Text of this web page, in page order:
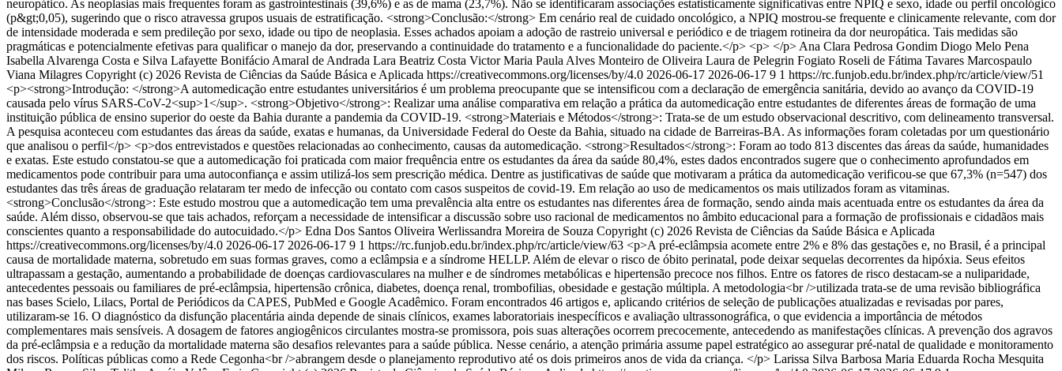
neuropático. As neoplasias mais frequentes foram as gastrointestinais (39,6%) e as de mama (23,7%). Não se identificaram associações estatisticamente significativas entre NPIQ e sexo, idade ou perfil oncológico
(p&gt;0,05), sugerindo que o risco atravessa grupos usuais de estratificação. <strong>Conclusão:</strong> Em cenário real de cuidado oncológico, a NPIQ mostrou-se frequente e clinicamente relevante, com dor
de intensidade moderada e sem predileção por sexo, idade ou tipo de neoplasia. Esses achados apoiam a adoção de rastreio universal e periódico e de triagem rotineira da dor neuropática. Tais medidas são
pragmáticas e potencialmente efetivas para qualificar o manejo da dor, preservando a continuidade do tratamento e a funcionalidade do paciente.</p> <p> </p> Ana Clara Pedrosa Gondim Diogo Melo Pena
Isabella Alvarenga Costa e Silva Lafayette Bonifácio Amaral de Andrada Lara Beatriz Costa VictorMaria Paula Alves Monteiro de Oliveira Laura de Pelegrin Fogiato Roseli de Fátima Tavares Marcospaulo
Viana Milagres Copyright (c) 2026 Revista de Ciências da Saúde Básica e Aplicada https://creativecommons.org/licenses/by/4.0 2026-06-17 2026-06-17 9 1 https://rc.funjob.edu.br/index.php/rc/article/view/51
<p><strong>Introdução: </strong>A automedicação entre estudantes universitários é um problema preocupante que se intensificou com a declaração de emergência sanitária, devido ao avanço da COVID-19
causada pelo vírus SARS-CoV-2<sup>1</sup>. <strong>Objetivo</strong>: Realizar uma análise comparativa em relação a prática da automedicação entre estudantes de diferentes áreas de formação de uma
instituição pública de ensino superior do oeste da Bahia durante a pandemia da COVID-19. <strong>Materiais e Métodos</strong>: Trata-se de um estudo observacional descritivo, com delineamento transversal.
A pesquisa aconteceu com estudantes das áreas da saúde, exatas e humanas, da Universidade Federal do Oeste da Bahia, situado na cidade de Barreiras-BA. As informações foram coletadas por um questionário
que analisou o perfil</p> <p>dos entrevistados e questões relacionadas ao conhecimento, causas da automedicação. <strong>Resultados</strong>: Foram ao todo 813 discentes das áreas da saúde, humanidades
e exatas. Este estudo constatou-se que a automedicação foi praticada com maior frequência entre os estudantes da área da saúde 80,4%, estes dados encontrados sugere que o conhecimento aprofundados em
medicamentos pode contribuir para uma autoconfiança e assim utilizá-los sem prescrição médica. Dentre as justificativas de saúde que motivaram a prática da automedicação verificou-se que 67,3% (n=547) dos
estudantes das três áreas de graduação relataram ter medo de infecção ou contato com casos suspeitos de covid-19. Em relação ao uso de medicamentos os mais utilizados foram as vitaminas.
<strong>Conclusão</strong>: Este estudo mostrou que a automedicação tem uma prevalência alta entre os estudantes nas diferentes área de formação, sendo ainda mais acentuada entre os estudantes da área da
saúde. Além disso, observou-se que tais achados, reforçam a necessidade de intensificar a discussão sobre uso racional de medicamentos no âmbito educacional para a formação de profissionais e cidadãos mais
conscientes quanto a responsabilidade do autocuidado.</p> Edna Dos Santos Oliveira Werlissandra Moreira de Souza Copyright (c) 2026 Revista de Ciências da Saúde Básica e Aplicada
https://creativecommons.org/licenses/by/4.0 2026-06-17 2026-06-17 9 1 https://rc.funjob.edu.br/index.php/rc/article/view/63 <p>A pré-eclâmpsia acomete entre 2% e 8% das gestações e, no Brasil, é a principal
causa de mortalidade materna, sobretudo em suas formas graves, como a eclâmpsia e a síndrome HELLP. Além de elevar o risco de óbito perinatal, pode deixar sequelas decorrentes da hipóxia. Seus efeitos
ultrapassam a gestação, aumentando a probabilidade de doenças cardiovasculares na mulher e de síndromes metabólicas e hipertensão precoce nos filhos. Entre os fatores de risco destacam-se a nuliparidade,
antecedentes pessoais ou familiares de pré-eclâmpsia, hipertensão crônica, diabetes, doença renal, trombofilias, obesidade e gestação múltipla. A metodologia<br />utilizada trata-se de uma revisão bibliográfica
nas bases Scielo, Lilacs, Portal de Periódicos da CAPES, PubMed e Google Acadêmico. Foram encontrados 46 artigos e, aplicando critérios de seleção de publicações atualizadas e revisadas por pares,
utilizaram-se 16. O diagnóstico da disfunção placentária ainda depende de sinais clínicos, exames laboratoriais inespecíficos e avaliação ultrassonográfica, o que evidencia a importância de métodos
complementares mais sensíveis. A dosagem de fatores angiogênicos circulantes mostra-se promissora, pois suas alterações ocorrem precocemente, antecedendo as manifestações clínicas. A prevenção dos agravos
da pré-eclâmpsia e a redução da mortalidade materna são desafios relevantes para a saúde pública. Nesse cenário, a atenção primária assume papel estratégico ao assegurar pré-natal de qualidade e monitoramento
dos riscos. Políticas públicas como a Rede Cegonha<br />abrangem desde o planejamento reprodutivo até os dois primeiros anos de vida da criança. </p> Larissa Silva Barbosa Maria Eduarda Rocha Mesquita